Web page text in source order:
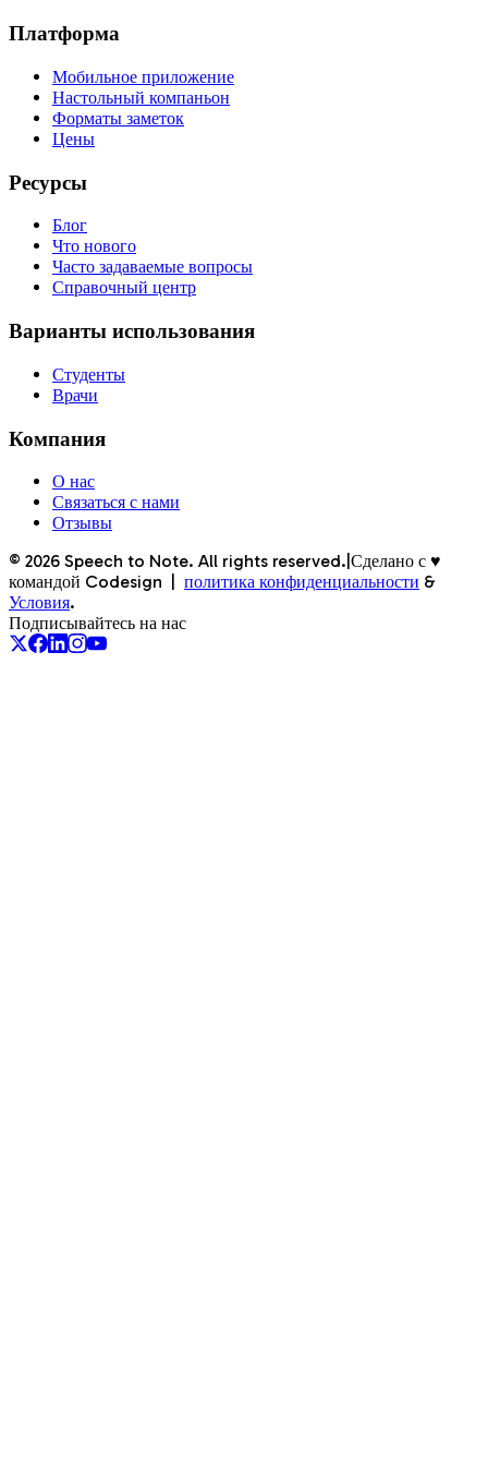
Платформа
Мобильное приложение
Настольный компаньон
Форматы заметок
Цены
Ресурсы
Блог
Что нового
Часто задаваемые вопросы
Справочный центр
Варианты использования
Студенты
Врачи
Компания
О нас
Связаться с нами
Отзывы
© 2026 Speech to Note. All rights reserved. Сделано с ♥
командой Codesign
политика конфиденциальности &
Условия.
Подписывайтесь на нас